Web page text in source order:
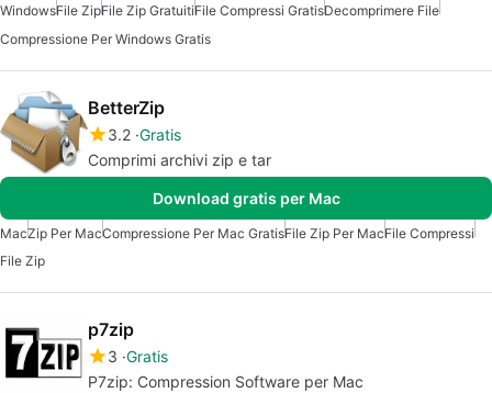
WindowsFile ZipFile Zip GratuitiFile Compressi GratisDecomprimere File
Compressione Per Windows Gratis
BetterZip
3.2 Gratis
Comprimi archivi zip e tar
Download gratis per Mac
MacZip Per MacCompressione Per Mac GratisFile Zip Per MacFile Compressi
File Zip
p7zip
3 Gratis
P7zip: Compression Software per Mac